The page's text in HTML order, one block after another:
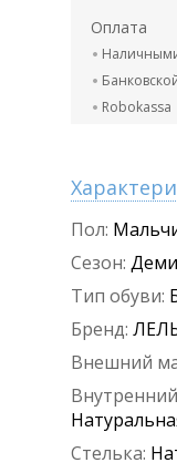
Оплата
Robokassa
Пол:
Сезон:
Тип обуви:
Бренд:
Внешний
Стелька: